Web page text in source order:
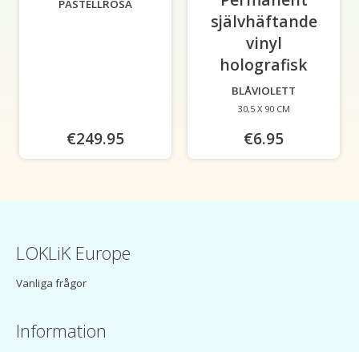
PASTELLROSA
€249.95
självhäftande
vinyl
holografisk
BLÅVIOLETT
30,5 X 90 CM
€6.95
LOKLiK Europe
Vanliga frågor
Information